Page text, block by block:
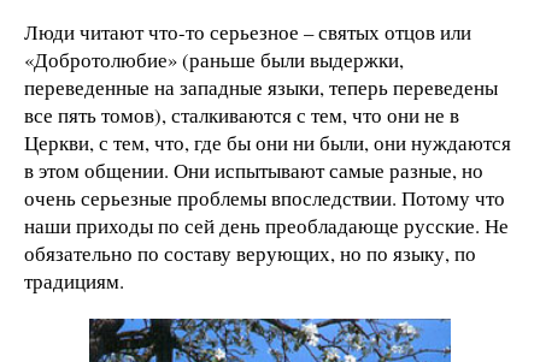
Люди читают что-то серьезное – святых отцов или
«Добротолюбие» (раньше были выдержки,
переведенные на западные языки, теперь переведены
все пять томов), сталкиваются с тем, что они не в
Церкви, с тем, что, где бы они ни были, они нуждаются
в этом общении. Они испытывают самые разные, но
очень серьезные проблемы впоследствии. Потому что
наши приходы по сей день преобладающе русские. Не
обязательно по составу верующих, но по языку, по
традициям.